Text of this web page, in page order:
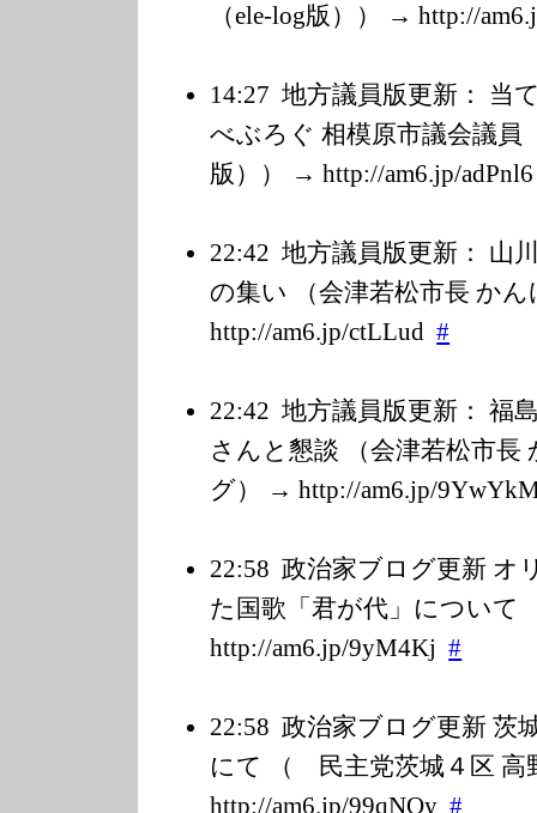
（ele-log版）） → http://
14:27 地方議員版更新： 当
べぶろぐ 相模原市議会議
版）） → http://am6.jp/adPnl6
22:42 地方議員版更新： 山
の集い （会津若松市長 か
http://am6.jp/ctLLud #
22:42 地方議員版更新： 福
さんと懇談 （会津若松市長
グ） → http://am6.jp/9
22:58 政治家ブログ更新 オ
た国歌「君が代」について
http://am6.jp/9yM4Kj #
22:58 政治家ブログ更新 茨
にて （ 民主党茨城４区 高
http://am6.jp/99qNQy #